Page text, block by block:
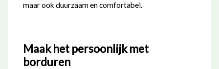
maar ook duurzaam en comfortabel.
Maak het persoonlijk met
borduren